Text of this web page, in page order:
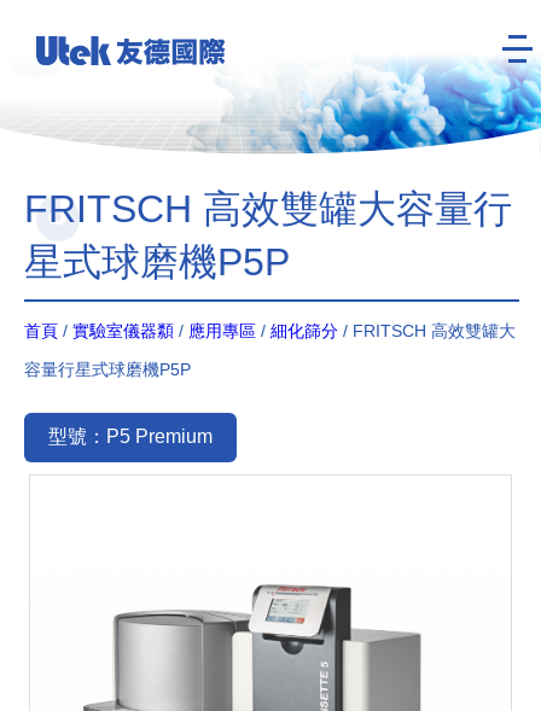
FRITSCH 高效雙罐大容量行
星式球磨機P5P
首頁 / 實驗室儀器纇 / 應用專區 / 細化篩分 / FRITSCH 高效雙罐大
容量行星式球磨機P5P
型號：P5 Premium